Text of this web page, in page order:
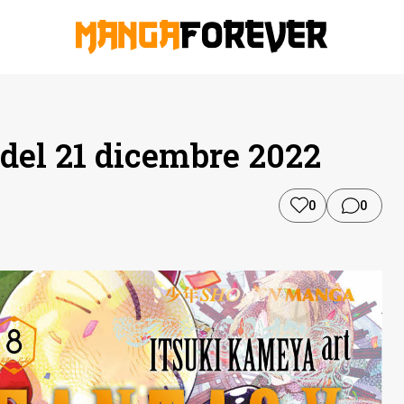
21 dicembre 2022
0 0